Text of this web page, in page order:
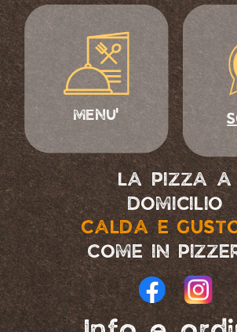
MENU'
LA PIZZA A
DOMICILIO
CALDA E
COME IN